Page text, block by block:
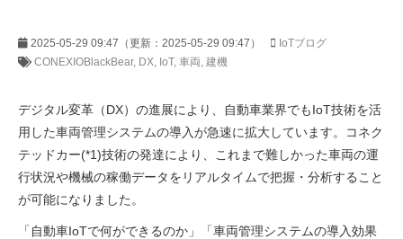
2025-05-29 09:47 （更新： 2025-05-29 09:47 ）
IoTブログ
CONEXIOBlackBear DX IoT 車両 建機
デジタル変革（DX）の進展により、自動車業界でもIoT技術を活
用した車両管理システムの導入が急速に拡大しています。コネク
テッドカー(*1)技術の発達により、これまで難しかった車両の運
行状況や機械の稼働データをリアルタイムで把握・分析すること
が可能になりました。
「自動車IoTで何ができるのか」「車両管理システムの導入効果